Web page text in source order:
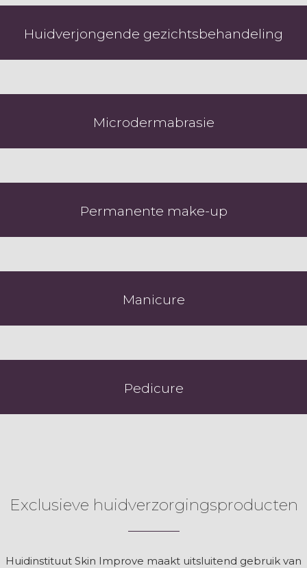
Huidverjongende gezichtsbehandeling
Microdermabrasie
Permanente make-up
Manicure
Pedicure
Exclusieve huidverzorgingsproducten
Huidinstituut Skin Improve maakt uitsluitend gebruik van